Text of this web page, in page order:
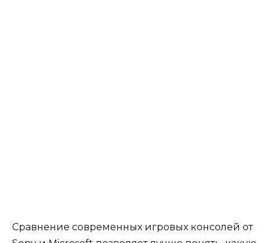
Сравнение современных игровых консолей от